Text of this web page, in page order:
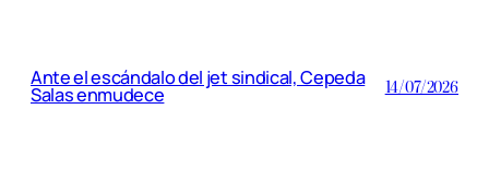
Ante el escándalo del jet sindical, Cepeda
Salas enmudece 14/07/2026